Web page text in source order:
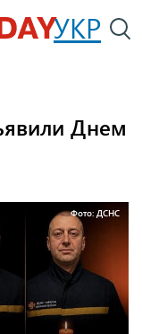
УКР
Днем
Фото: ДСНС